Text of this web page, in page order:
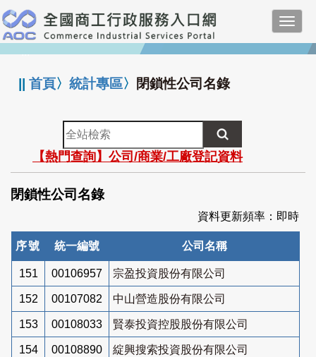
跳
到
主
要
:::
||首頁〉統計專區〉 閉鎖性公司名錄
全
站
檢
索
【熱門查詢】公司/商業/工廠登記資料
閉鎖性公司名錄
資料更新頻率：即時
序號 統一編號 公司名稱
151 00106957 宗盈投資股份有限公司
152 00107082 中山營造股份有限公司
153 00108033 賢泰投資控股股份有限公司
154 00108890 綻興搜索投資股份有限公司